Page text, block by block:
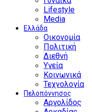
Lifestyle
Media
Ελλάδα
Οικονομία
Πολιτική
Διεθνή
Υγεία
Κοινωνικά
Τεχνολογία
Πελοπόννησος
Αργολίδος